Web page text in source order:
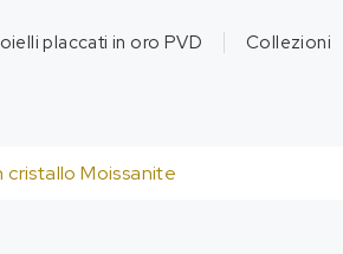
placcati in oro PVD Collezioni
Moissanite